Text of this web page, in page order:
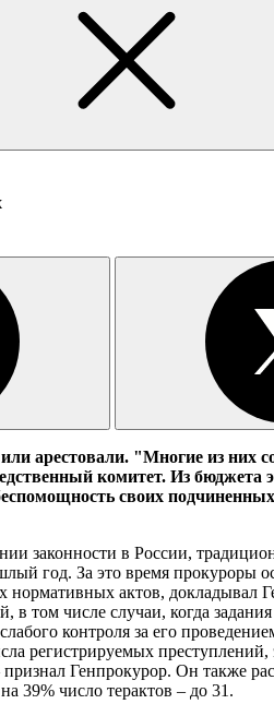
арестовали. "Многие из них
комитет. Из
своих
законности в России,
год. За это время прокуроры
актов, докладывал
том числе случаи, когда
контроля за его
регистрируемых
Генпрокурор. Он также
39% число терактов – до 31.